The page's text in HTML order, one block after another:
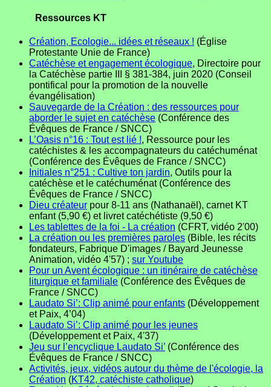
Ressources KT
Création, Ecologie... idées et réseaux ! (Église
Protestante Unie de France)
Catéchèse et engagement écologique, Directoire pour
la Catéchèse partie III § 381-384, juin 2020 (Conseil
pontifical pour la promotion de la nouvelle
évangélisation)
Sauvegarde de la Création : des ressources pour
aborder le sujet en catéchèse (Conférence des
Évêques de France / SNCC)
L’Oasis n°16 : Tout est lié !, Ressource pour les
catéchistes & les accompagnateurs du catéchuménat
(Conférence des Évêques de France / SNCC)
Initiales n°251 : Cultive ton jardin, Outils pour la
catéchèse et le catéchuménat (Conférence des
Évêques de France / SNCC)
Dieu créateur pour 8-11 ans (Nathanaël), carnet KT
enfant (5,90 €) et livret catéchétiste (9,50 €)
Les tablettes de la foi - La création (CFRT, vidéo 2'00)
La création ou les premières paroles (Bible, les récits
fondateurs, Fabrique D'images / Bayard Jeunesse
Animation, vidéo 4'57) ; sur Youtube
Pour un Avent écologique : un itinéraire de catéchèse
liturgique et familiale (Conférence des Évêques de
France / SNCC)
Laudato Si’: Clip animé pour enfants (Développement
et Paix, 4’04)
Laudato Si’: Clip animé pour les jeunes
(Développement et Paix, 4'37)
Jeu sur l’encyclique Laudato Si’ (Conférence des
Évêques de France / SNCC)
Activités, jeux, vidéos autour du thème de l'écologie, la
Création (KT42, catéchiste catholique)